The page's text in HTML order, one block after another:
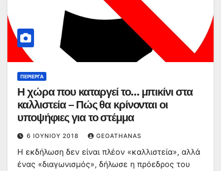
ΠΕΡΊΕΡΓΑ
Η χώρα που καταργεί το… μπικίνι στα
καλλιστεία – Πώς θα κρίνονται οι
υποψήφιες για το στέμμα
6 ΙΟΥΝΊΟΥ 2018 GEOATHANAS
Η εκδήλωση δεν είναι πλέον «καλλιστεία», αλλά
ένας «διαγωνισμός», δήλωσε η πρόεδρος του